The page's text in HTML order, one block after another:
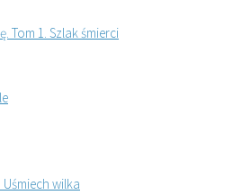
Tom 1. Szlak śmierci
wilka